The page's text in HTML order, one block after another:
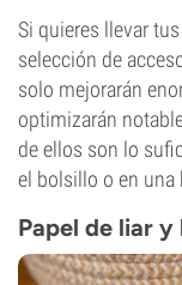
Si quieres llevar
selección de
solo mejorarán
optimizarán
de ellos son lo
el bolsillo o en una
Papel de liar y